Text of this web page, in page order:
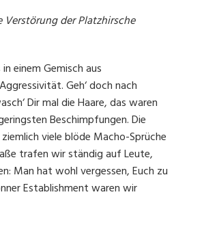
Verstörung der Platzhirsche
einem Gemisch aus
Geh‘ doch nach
Dir mal die Haare, das waren
Beschimpfungen. Die
viele blöde Macho-Sprüche
trafen wir ständig auf Leute,
Man hat wohl vergessen, Euch zu
Establishment waren wir